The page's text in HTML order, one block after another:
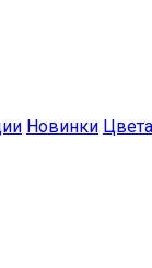
Новинки Цвета